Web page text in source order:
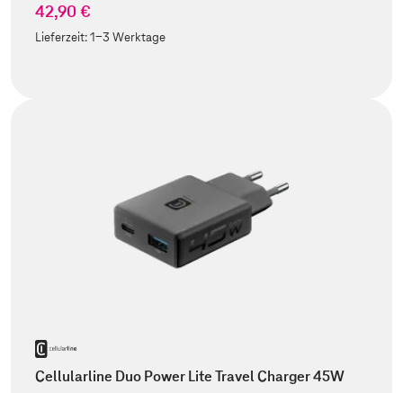
42,90 €
Lieferzeit:1-3 Werktage
Cellularline Duo Power Lite Travel Charger 45W